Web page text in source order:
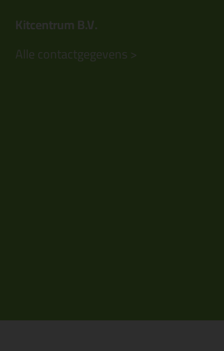
Kitcentrum B.V.
Alle contactgegevens >